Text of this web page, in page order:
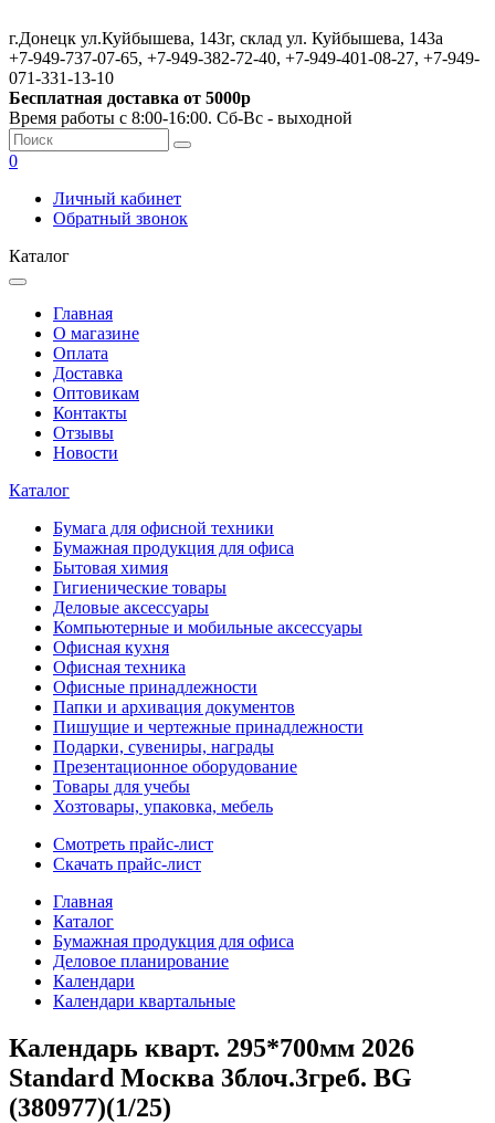
г.Донецк ул.Куйбышева, 143г, склад ул. Куйбышева, 143а
+7-949-737-07-65, +7-949-382-72-40, +7-949-401-08-27, +7-949-
071-331-13-10
Бесплатная доставка от 5000р
Время работы с 8:00-16:00. Сб-Вс - выходной
0
Личный кабинет
Обратный звонок
Каталог
Главная
О магазине
Оплата
Доставка
Оптовикам
Контакты
Отзывы
Новости
Каталог
Бумага для офисной техники
Бумажная продукция для офиса
Бытовая химия
Гигиенические товары
Деловые аксессуары
Компьютерные и мобильные аксессуары
Офисная кухня
Офисная техника
Офисные принадлежности
Папки и архивация документов
Пишущие и чертежные принадлежности
Подарки, сувениры, награды
Презентационное оборудование
Товары для учебы
Хозтовары, упаковка, мебель
Смотреть прайс-лист
Скачать прайс-лист
Главная
Каталог
Бумажная продукция для офиса
Деловое планирование
Календари
Календари квартальные
Календарь кварт. 295*700мм 2026
Standard Москва 3блоч.3греб. BG
(380977)(1/25)